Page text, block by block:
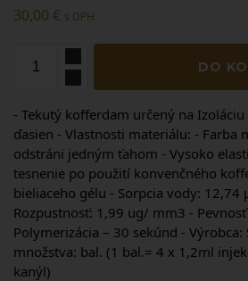
30,00 € s DPH
DO
- Tekutý kofferdam určený na
ďasien - Vlastnosti materiálu: - Farba
odstráni jedným ťahom - Vysoko
tesnenie po použití konvenčného
bieliaceho gélu - Sorpcia vody: 12,74
Rozpustnosť: 1,99 ug/ mm3 -
Polymerizácia – 30 sekúnd - Výrobca:
množstva: bal. (1 bal.= 4 x 1,2ml
kanýl)